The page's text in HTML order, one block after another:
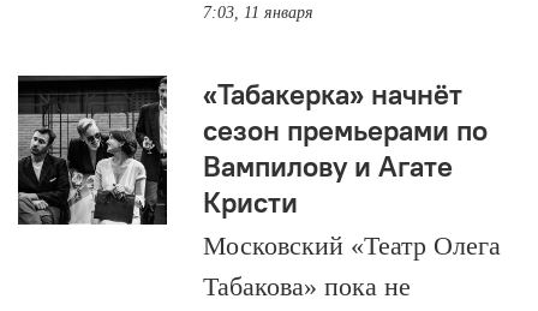
7:03, 11 января
«Табакерка» начнёт
сезон премьерами по
Вампилову и Агате
Кристи
Московский «Театр Олега
Табакова» пока не